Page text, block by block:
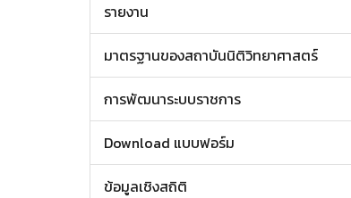
รายงาน
มาตรฐานของสถาบันนิติวิทยาศาสตร์
การพัฒนาระบบราชการ
Download แบบฟอร์ม
ข้อมูลเชิงสถิติ